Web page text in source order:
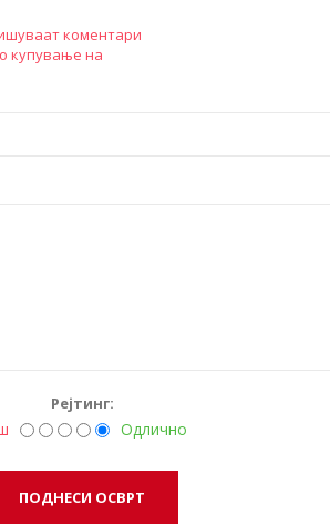
коментари
купување на
Рејтинг:
Одлично